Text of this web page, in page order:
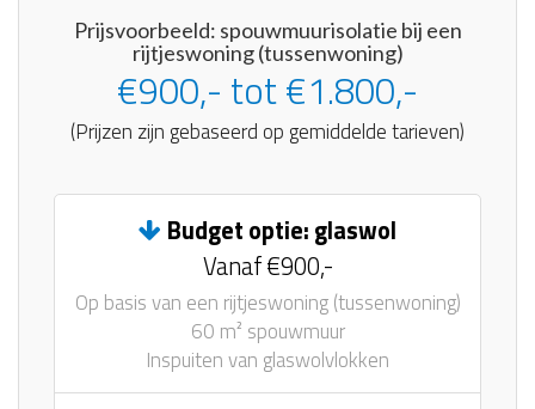
Prijsvoorbeeld: spouwmuurisolatie bij een
rijtjeswoning (tussenwoning)
€900,- tot €1.800,-
(Prijzen zijn gebaseerd op gemiddelde tarieven)
Budget optie: glaswol
Vanaf €900,-
Op basis van een rijtjeswoning (tussenwoning)
60 m² spouwmuur
Inspuiten van glaswolvlokken